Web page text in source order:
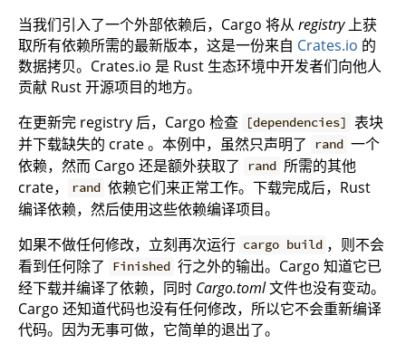
当我们引入了一个外部依赖后，Cargo 将从 registry上获
取所有依赖所需的最新版本，这是一份来自 Crates.io 的
数据拷贝。Crates.io 是 Rust 生态环境中开发者们向他人
贡献 Rust 开源项目的地方。
在更新完 registry 后，Cargo 检查
[dependencies] 表块
并下载缺失的 crate 。本例中，虽然只声明了
rand 一个
依赖，然而 Cargo 还是额外获取了
rand 所需的其他
crate，
rand 依赖它们来正常工作。下载完成后，Rust
编译依赖，然后使用这些依赖编译项目。
如果不做任何修改，立刻再次运行 cargo build ，则不会
看到任何除了
Finished 行之外的输出。Cargo 知道它已
经下载并编译了依赖，同时 Cargo.toml文件也没有变动。
Cargo 还知道代码也没有任何修改，所以它不会重新编译
代码。因为无事可做，它简单的退出了。